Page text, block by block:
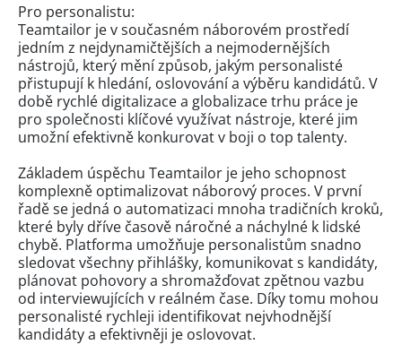
Pro personalistu:
Teamtailor je v současném náborovém prostředí
jedním z nejdynamičtějších a nejmodernějších
nástrojů, který mění způsob, jakým personalisté
přistupují k hledání, oslovování a výběru kandidátů. V
době rychlé digitalizace a globalizace trhu práce je
pro společnosti klíčové využívat nástroje, které jim
umožní efektivně konkurovat v boji o top talenty.
Základem úspěchu Teamtailor je jeho schopnost
komplexně optimalizovat náborový proces. V první
řadě se jedná o automatizaci mnoha tradičních kroků,
které byly dříve časově náročné a náchylné k lidské
chybě. Platforma umožňuje personalistům snadno
sledovat všechny přihlášky, komunikovat s kandidáty,
plánovat pohovory a shromažďovat zpětnou vazbu
od interviewujících v reálném čase. Díky tomu mohou
personalisté rychleji identifikovat nejvhodnější
kandidáty a efektivněji je oslovovat.